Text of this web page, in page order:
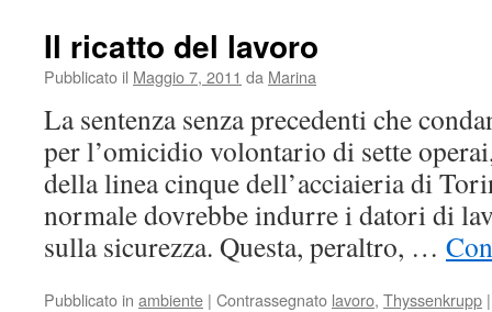
Il ricatto del lavoro
Pubblicato il Maggio 7, 2011 da Marina
La sentenza senza precedenti che
per l’omicidio volontario di sette
della linea cinque dell’acciaieria di
normale dovrebbe indurre i datori di
sulla sicurezza. Questa, peraltro, …
Pubblicato in ambiente | Contrassegnato lavoro, Thyssenkrupp |